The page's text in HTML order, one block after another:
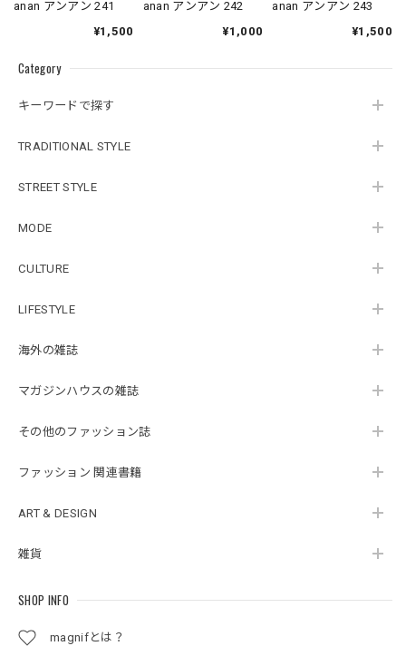
Category
キーワードで探す
TRADITIONAL STYLE
STREET STYLE
MODE
CULTURE
LIFESTYLE
海外の雑誌
マガジンハウスの雑誌
その他のファッション誌
ファッション 関連書籍
ART & DESIGN
雑貨
SHOP INFO
magnifとは？
anan アンアン 241
¥1,500
anan アンアン 242
¥1,000
anan アンアン 243
¥1,500